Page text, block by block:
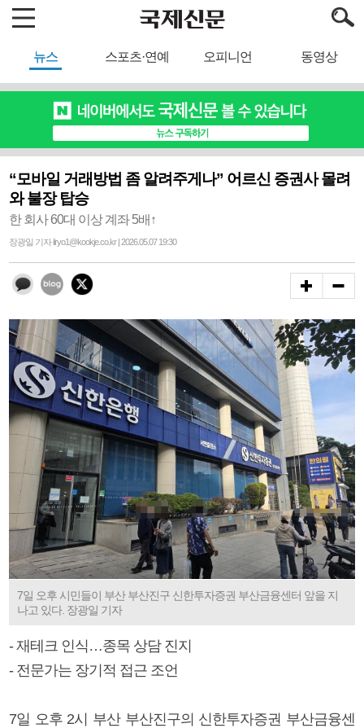
뉴스 스포츠·연예 오피니언 동영상
“모바일 거래방법 좀 알려주게나” 어르신 증권사 몰려
와 불장 탑승
한 회사 60대 이상 계좌 5배↑
장광일 기자 ilryo1@kookje.co.kr | 2026.05.07 19:30
7일 오후 시민들이 부산 부산진구 신한투자증권 부산금융센터 앞을 지
나고 있다. 장광일 기자
- 재테크 인식…종목 상담 진지
- 전문가는 장기적 접근 조언
7일 오후 2시 부산 부산진구의 신한투자증권 부산금융센